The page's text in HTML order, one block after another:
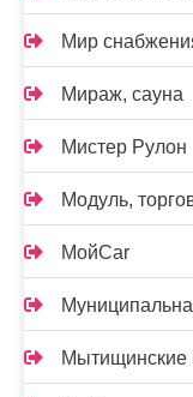
Мир
Мираж, сауна
Мистер Рулон
Модуль,
МойCar
Мытищинские